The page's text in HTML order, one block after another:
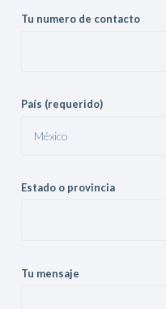
Tu numero de contacto
País (requerido)
Estado o provincia
Tu mensaje